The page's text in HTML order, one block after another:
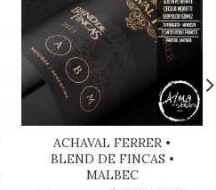
ACHAVAL FERRER •
BLEND DE FINCAS •
MALBEC